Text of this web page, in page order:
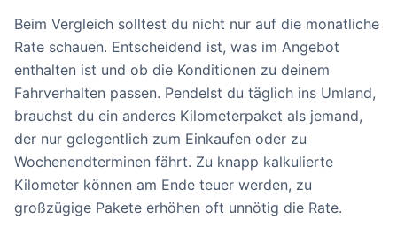
Beim Vergleich solltest du nicht nur auf die monatliche
Rate schauen. Entscheidend ist, was im Angebot
enthalten ist und ob die Konditionen zu deinem
Fahrverhalten passen. Pendelst du täglich ins Umland,
brauchst du ein anderes Kilometerpaket als jemand,
der nur gelegentlich zum Einkaufen oder zu
Wochenendterminen fährt. Zu knapp kalkulierte
Kilometer können am Ende teuer werden, zu
großzügige Pakete erhöhen oft unnötig die Rate.